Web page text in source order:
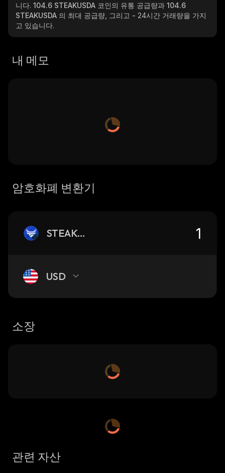
니다. 104.6 STEAKUSDA 코인의 유통 공급량과 104.6
STEAKUSDA 의 최대 공급량, 그리고 - 24시간 거래량을 가지
고 있습니다.
내 메모
암호화폐 변환기
STEAKUSDA
USD
소장
관련 자산